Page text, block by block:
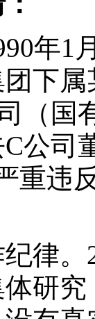
1月
下
（国
公司
重违
。
研